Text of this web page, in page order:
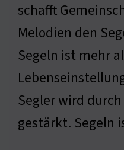
schafft
Melodien den
Segeln ist mehr
Segler wird
gestärkt. Segeln